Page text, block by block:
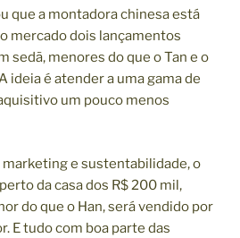
que a montadora chinesa está
mercado dois lançamentos
sedã, menores do que o Tan e o
ideia é atender a uma gama de
um pouco menos
e sustentabilidade, o
da casa dos R$ 200 mil,
do que o Han, será vendido por
E tudo com boa parte das